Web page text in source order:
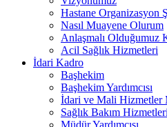
Hastane Organizasyon
Nasıl Muayene Olurum
Anlaşmalı Olduğumuz
Acil Sağlık Hizmetleri
İdari Kadro
Başhekim
Başhekim Yardımcısı
İdari ve Mali Hizmetler
Sağlık Bakım
Müdür Yardımcısı